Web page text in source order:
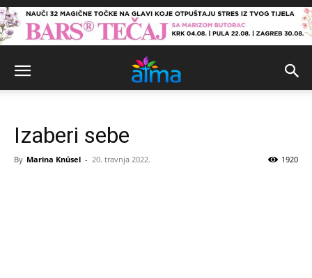
Izaberi sebe
By Marina Knüsel - 20. travnja 2022. 1920